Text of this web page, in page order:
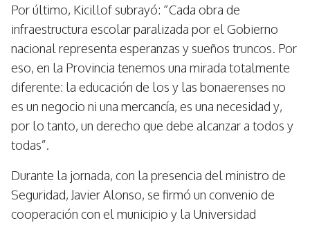
Por último, Kicillof subrayó: “Cada obra de
infraestructura escolar paralizada por el Gobierno
nacional representa esperanzas y sueños truncos. Por
eso, en la Provincia tenemos una mirada totalmente
diferente: la educación de los y las bonaerenses no
es un negocio ni una mercancía, es una necesidad y,
por lo tanto, un derecho que debe alcanzar a todos y
todas”.
Durante la jornada, con la presencia del ministro de
Seguridad, Javier Alonso, se firmó un convenio de
cooperación con el municipio y la Universidad